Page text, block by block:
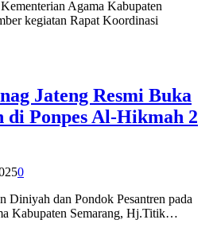
Agama Kabupaten
kegiatan Rapat Koordinasi
Jateng Resmi Buka
Ponpes Al-Hikmah 2
0
Diniyah dan Pondok Pesantren pada
Kabupaten Semarang, Hj.Titik…